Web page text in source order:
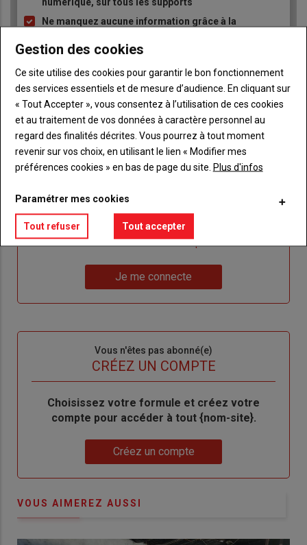
numérique, sur tous les supports
Ne manquez aucune information grâce à la
Sous-
Vous êtes abonné(e)
TITRE IDENTIFIEZ-VOUS
de votre abonnement
Lien
"Créer
Je m'inscrit
Lien
de
Réinitialiser votre mot de passe
me
Je me connecte
Vous n'êtes pas abonné(e)
CRÉEZ UN COMPTE
BodyChoisissez votre formule et créez votre
compte pour accéder à tout {nom-site}.
Créez un compte
VOUS AIMEREZ AUSSI
Gestion des cookies
Ce site utilise des cookies pour garantir le bon fonctionnement
des services essentiels et de mesure d’audience. En cliquant sur
« Tout Accepter », vous consentez à l’utilisation de ces cookies
et au traitement de vos données à caractère personnel au
regard des finalités décrites. Vous pourrez à tout moment
revenir sur vos choix, en utilisant le lien « Modifier mes
préférences cookies » en bas de page du site. Plus d'infos
Paramétrer mes cookies
Tout refuser Tout accepter